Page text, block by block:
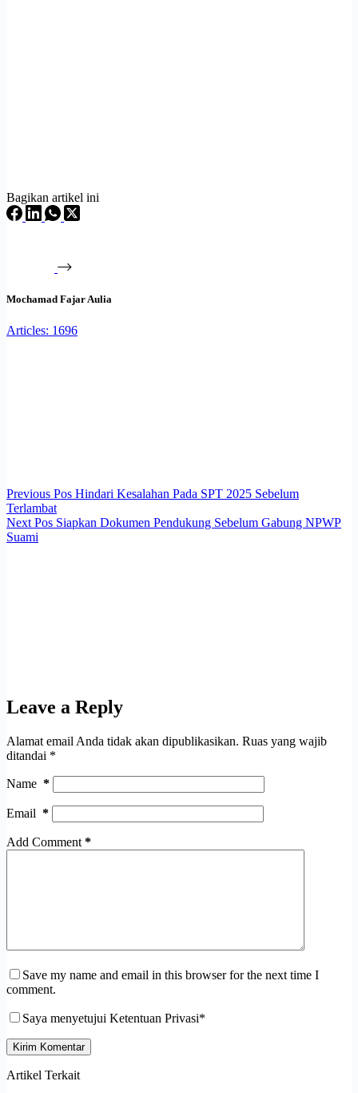
Bagikan artikel ini
Mochamad Fajar Aulia
Articles: 1696
Previous Pos Hindari Kesalahan Pada SPT 2025 Sebelum
Terlambat
Next Pos Siapkan Dokumen Pendukung Sebelum Gabung NPWP
Suami
Leave a Reply
Alamat email Anda tidak akan dipublikasikan. Ruas yang wajib
ditandai *
Name *
Email *
Add Comment *
Save my name and email in this browser for the next time I
comment.
Saya menyetujui Ketentuan Privasi*
Kirim Komentar
Artikel Terkait